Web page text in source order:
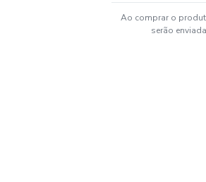
Ao comprar o
serão